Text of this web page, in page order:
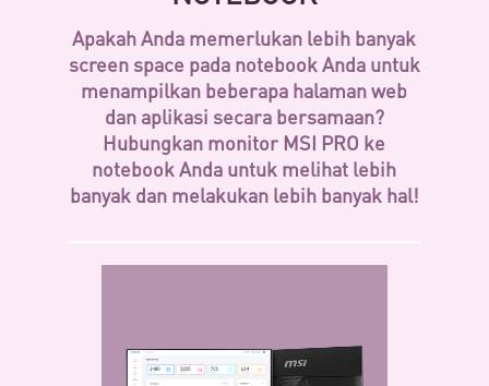
Apakah Anda memerlukan lebih banyak
screen space pada notebook Anda untuk
menampilkan beberapa halaman web
dan aplikasi secara bersamaan?
Hubungkan monitor MSI PRO ke
notebook Anda untuk melihat lebih
banyak dan melakukan lebih banyak hal!